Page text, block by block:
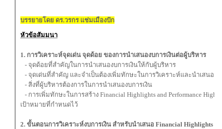
บรรยายโดย ดร.วรกร แช่มเมืองปัก
หัวข้อสัมมนา
1. การวิเคราะห์จุดเด่น จุดด้อย ของการนำเสนองบการเงินต่อผู้บริหาร
- จุดด้อยที่สำคัญในการนำเสนองบการเงินให้กับผู้บริหาร
- จุดเด่นที่สำคัญ และจำเป็นต้องเพิ่มทักษะในการวิเคราะห์และนำเสนองบ
- สิ่งที่ผู้บริหารต้องการในการนำเสนองบการเงิน
- การเพิ่มทักษะในการสร้าง Financial Highlights and Performance
เป้าหมายที่กำหนดไว้
2. ขั้นตอนการวิเคราะห์งบการเงิน สำหรับนำเสนอ Financial Highlights